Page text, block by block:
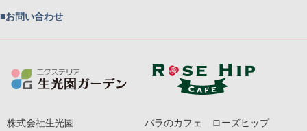
■お問い合わせ
株式会社生光園 バラのカフェ ローズヒップ